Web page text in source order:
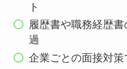
ト
履歴書や職務経歴
過
企業ごとの面接対